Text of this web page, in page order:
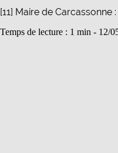
[11] Maire de
Temps de lecture : 1 min - 12/